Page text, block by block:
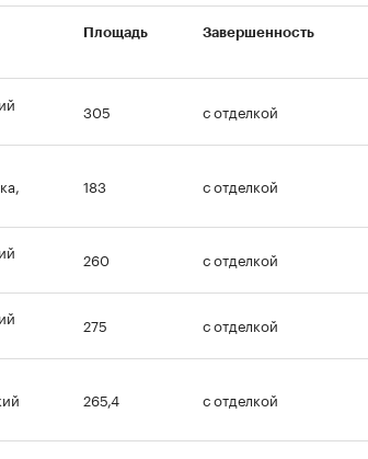
00:00 / 00:00
Площадь Завершенность
305 с отделкой
183 с отделкой
260 с отделкой
275 с отделкой
265,4 с отделкой